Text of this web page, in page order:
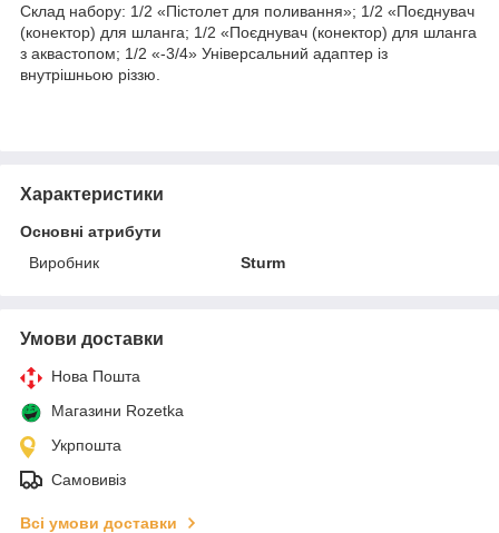
Склад набору: 1/2 «Пістолет для поливання»; 1/2 «Поєднувач
(конектор) для шланга; 1/2 «Поєднувач (конектор) для шланга
з аквастопом; 1/2 «-3/4» Універсальний адаптер із
внутрішньою різзю.
Характеристики
Основні атрибути
Виробник
Sturm
Умови доставки
Нова Пошта
Магазини Rozetka
Укрпошта
Самовивіз
Всі умови доставки